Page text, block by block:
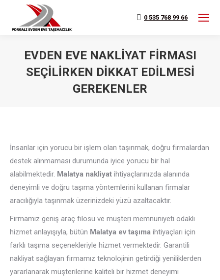
0 535 768 99 66
EVDEN EVE NAKLIYAT FIRMASI
SEÇILIRKEN DIKKAT EDILMESI
GEREKENLER
İnsanlar için yorucu bir işlem olan taşınmak, doğru firmalardan
destek alınmaması durumunda iyice yorucu bir hal
alabilmektedir. Malatya nakliyat ihtiyaçlarınızda alanında
deneyimli ve doğru taşıma yöntemlerini kullanan firmalar
aracılığıyla taşınmak üzerinizdeki yüzü azaltacaktır.
Firmamız geniş araç filosu ve müşteri memnuniyeti odaklı
hizmet anlayışıyla, bütün Malatya ev taşıma ihtiyaçları için
farklı taşıma seçenekleriyle hizmet vermektedir. Garantili
nakliyat sağlayan firmamız teknolojinin getirdiği yeniliklerden
yararlanarak müşterilerine kaliteli bir hizmet deneyimi